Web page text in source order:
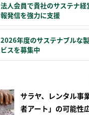
法人会員で貴社のサステナ経
報発信を強力に支援
2026年度のサステナブルな
ビスを募集中
サラヤ、レンタル事
者アート」の可能性